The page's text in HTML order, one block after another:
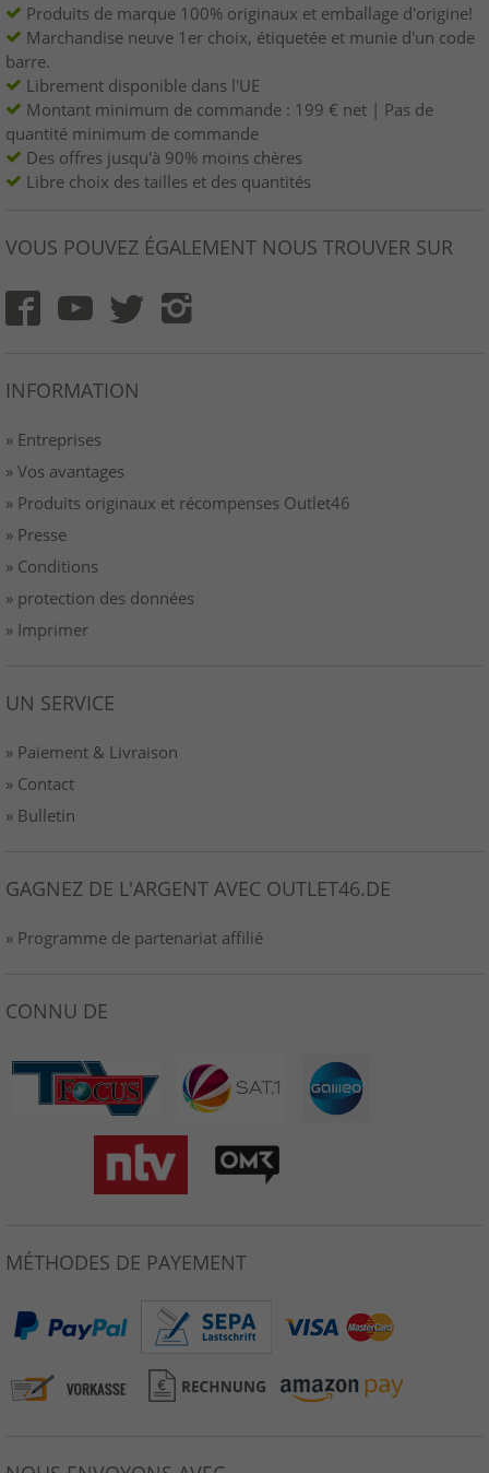
Produits de marque 100% originaux et emballage d'origine!
Marchandise neuve 1er choix, étiquetée et munie d'un code
barre.
Librement disponible dans l'UE
Montant minimum de commande : 199 € net | Pas de
quantité minimum de commande
Des offres jusqu'à 90% moins chères
Libre choix des tailles et des quantités
VOUS POUVEZ ÉGALEMENT NOUS TROUVER SUR
INFORMATION
» Entreprises
» Vos avantages
» Produits originaux et récompenses Outlet46
» Presse
» Conditions
» protection des données
» Imprimer
UN SERVICE
» Paiement & Livraison
» Contact
» Bulletin
GAGNEZ DE L'ARGENT AVEC OUTLET46.DE
» Programme de partenariat affilié
CONNU DE
MÉTHODES DE PAYEMENT